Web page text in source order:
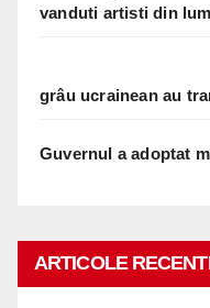
vanduti artisti din
grâu ucrainean au
Guvernul a adoptat
ARTICOLE